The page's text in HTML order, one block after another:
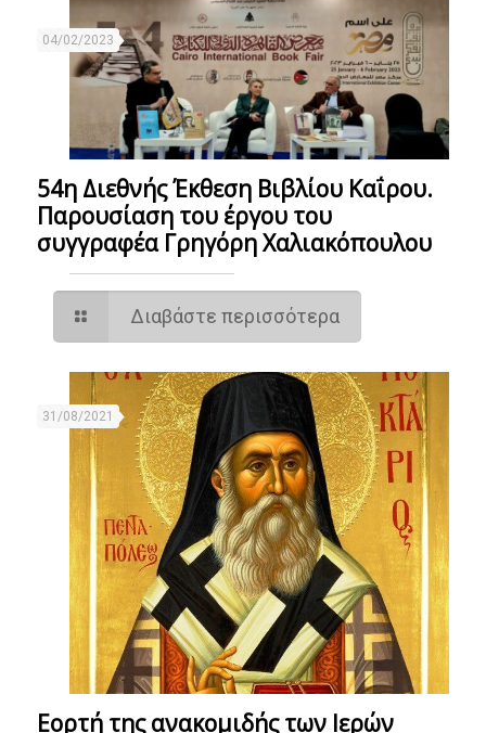
04/02/2023
54η Διεθνής Έκθεση Βιβλίου Καΐρου.
Παρουσίαση του έργου του
συγγραφέα Γρηγόρη Χαλιακόπουλου
Διαβάστε περισσότερα
31/08/2021
Eορτή της ανακομιδής των Ιερών